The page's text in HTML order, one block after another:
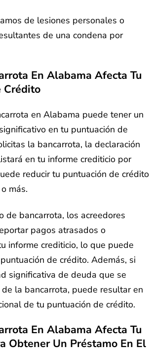
de lesiones personales o
de una condena por
En Alabama Afecta Tu
Crédito
en Alabama puede tener un
en tu puntuación de
la bancarrota, la declaración
en tu informe crediticio por
reducir tu puntuación de crédito
más.
de bancarrota, los acreedores
pagos atrasados o
informe crediticio, lo que puede
de crédito. Además, si
significativa de deuda que se
la bancarrota, puede resultar en
de tu puntuación de crédito.
En Alabama Afecta Tu
Obtener Un Préstamo En El